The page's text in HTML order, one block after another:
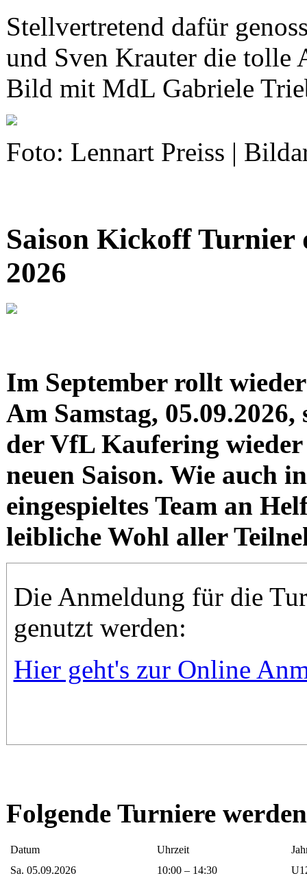
Stellvertretend dafür
und Sven Krauter die tolle
Bild mit MdL Gabriele
Foto: Lennart Preiss |
Saison Kickoff Turnier
2026
Im September rollt
Am Samstag,
der VfL Kaufering
neuen Saison. Wie auch
eingespieltes Team an
leibliche Wohl aller
Die Anmeldung für die
genutzt werden:
Hier geht's zur Online
Folgende Turniere
Datum Uhrzeit
Sa. 05.09.2026
10:00 – 14:30